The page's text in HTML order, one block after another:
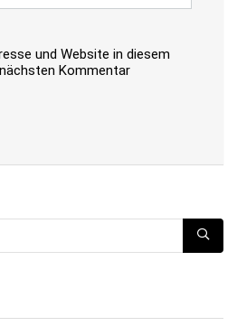
und Website in diesem
Kommentar